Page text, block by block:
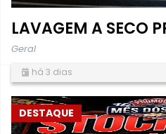
LAVAGEM A SECO
Geral
há 3 dias
DESTAQUE